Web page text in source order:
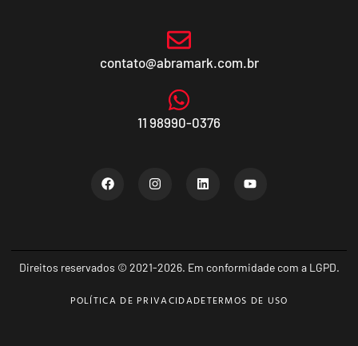
contato@abramark.com.br
11 98990-0376
Direitos reservados © 2021-2026. Em conformidade com a LGPD.
POLÍTICA DE PRIVACIDADETERMOS DE USO